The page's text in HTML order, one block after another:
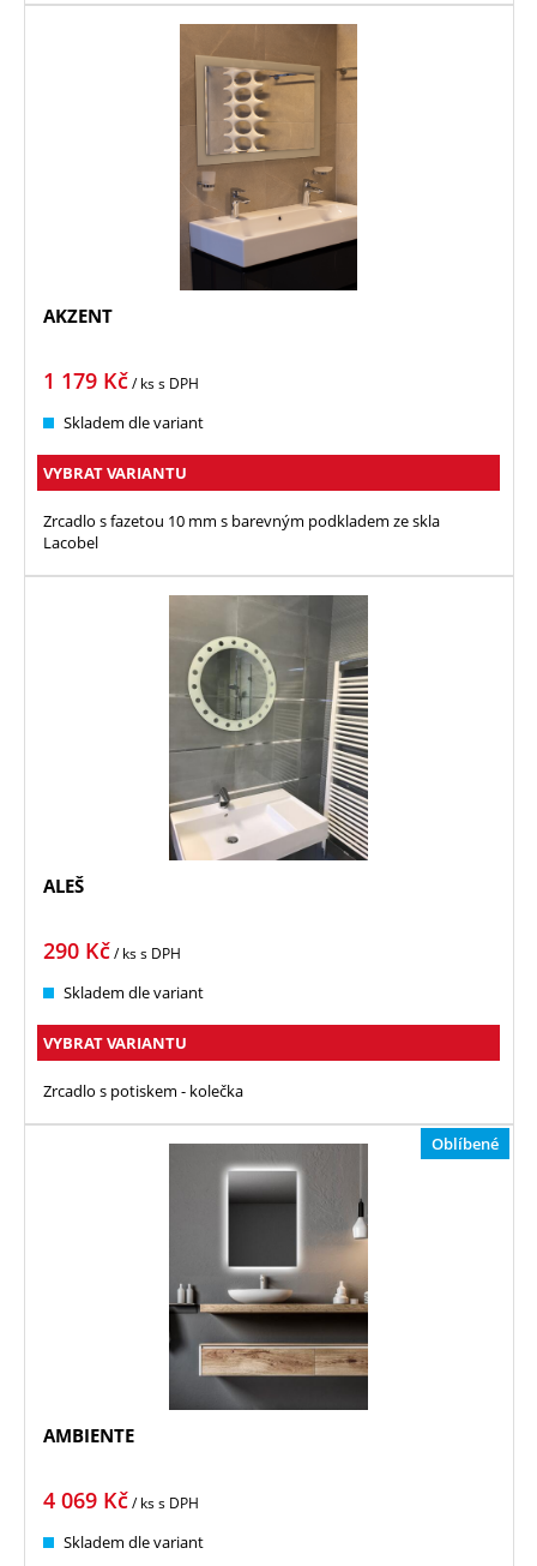
AKZENT
1 179 Kč/ kss DPH
Skladem dle variant
VYBRAT VARIANTU
Zrcadlo s fazetou 10 mm s barevným podkladem ze skla
Lacobel
ALEŠ
290 Kč/ kss DPH
Skladem dle variant
VYBRAT VARIANTU
Zrcadlo s potiskem - kolečka
Oblíbené
AMBIENTE
4 069 Kč/ kss DPH
Skladem dle variant